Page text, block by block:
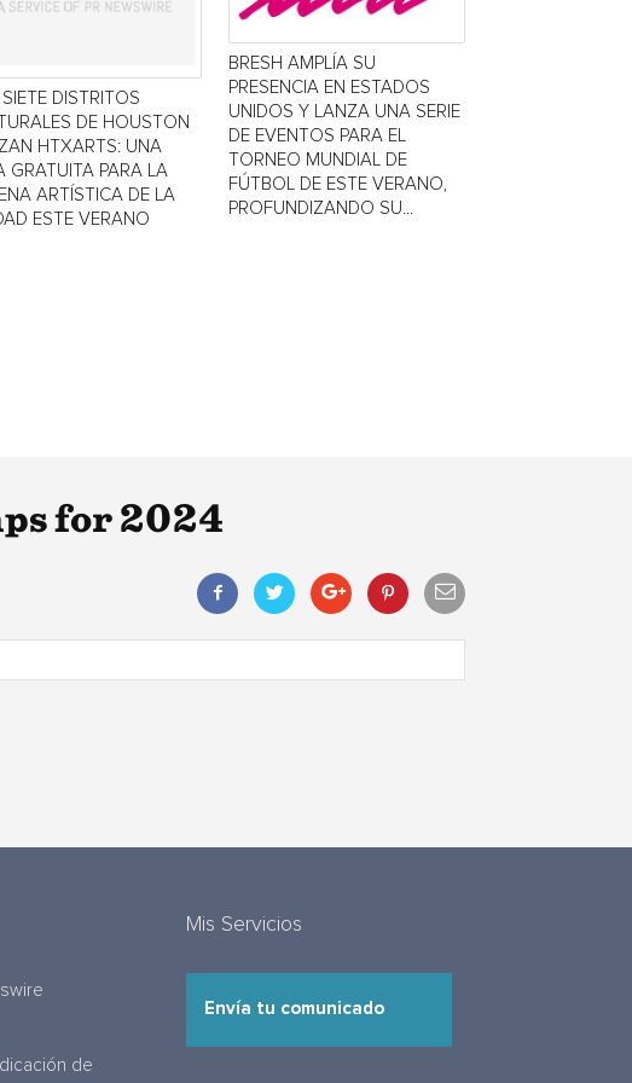
SIETE DISTRITOS
DE HOUSTON
HTXARTS: UNA
GRATUITA PARA LA
ARTÍSTICA DE LA
ESTE VERANO
BRESH AMPLÍA SU
PRESENCIA EN ESTADOS
UNIDOS Y LANZA UNA SERIE
DE EVENTOS PARA EL
TORNEO MUNDIAL DE
FÚTBOL DE ESTE VERANO,
PROFUNDIZANDO SU...
for 2024
de
Mis Servicios
Envía tu comunicado